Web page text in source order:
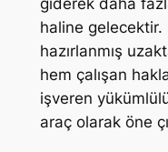
haline
hazırlanmış
hem çalışan
işveren
araç olarak öne